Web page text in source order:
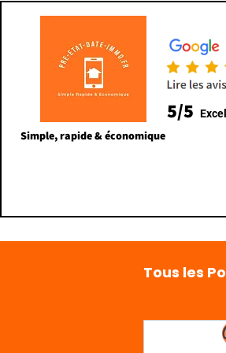
Simple, rapide & économique
5/5
Tous les